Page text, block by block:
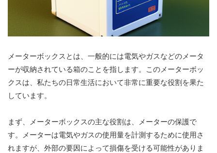
メーターボックスとは、一般的には電気やガスなどのメータ
ーが収納されている箱のことを指します。このメーターボッ
クスは、私たちの日常生活において非常に重要な役割を果た
しています。
まず、メーターボックスの主な役割は、メーターの保護で
す。メーターは電気やガスの使用量を計測するために使用さ
れますが、外部の要因によって損傷を受ける可能性がありま